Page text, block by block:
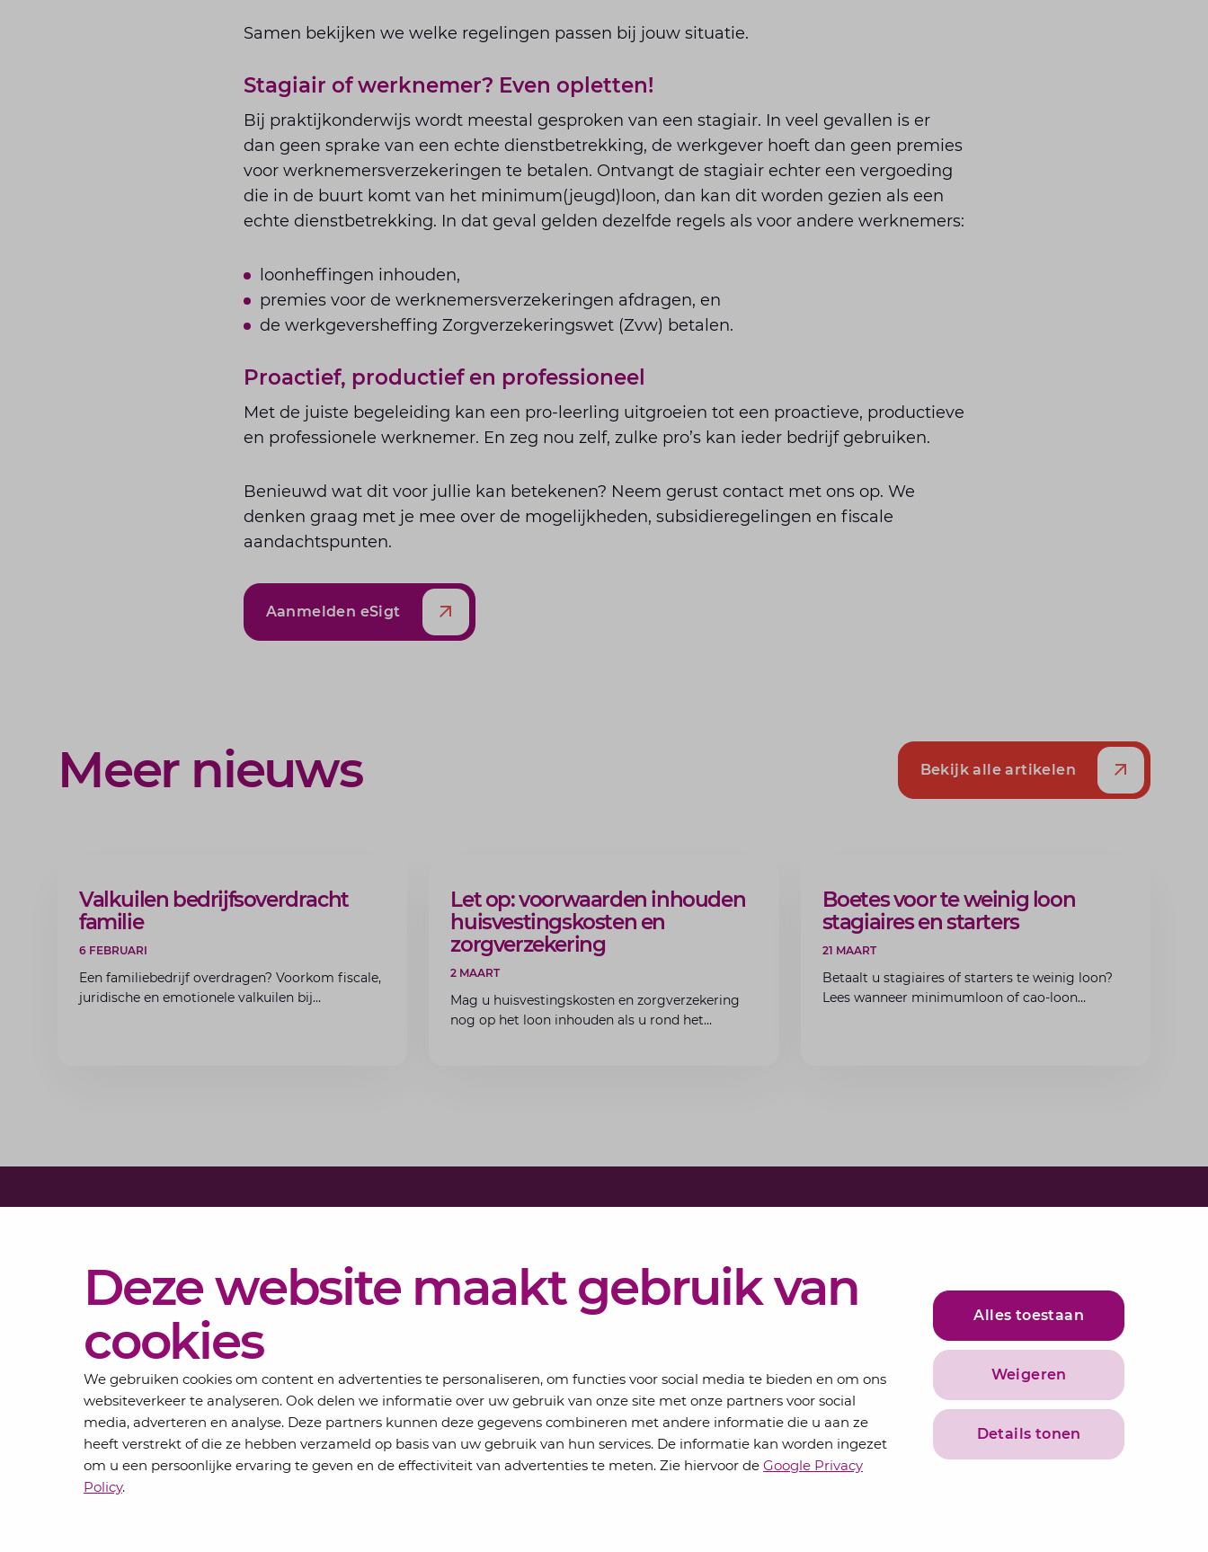
Deze website maakt gebruik van
cookies
We gebruiken cookies om content en advertenties te personaliseren, om functies voor social media te bieden en om ons
websiteverkeer te analyseren. Ook delen we informatie over uw gebruik van onze site met onze partners voor social
media, adverteren en analyse. Deze partners kunnen deze gegevens combineren met andere informatie die u aan ze
heeft verstrekt of die ze hebben verzameld op basis van uw gebruik van hun services. De informatie kan worden ingezet
om u een persoonlijke ervaring te geven en de effectiviteit van advertenties te meten. Zie hiervoor de Google Privacy
Policy.
Alles toestaan
Weigeren
Details tonen
Samen bekijken we welke regelingen passen bij jouw situatie.
Stagiair of werknemer? Even opletten!
Bij praktijkonderwijs wordt meestal gesproken van een stagiair. In veel gevallen is er
dan geen sprake van een echte dienstbetrekking, de werkgever hoeft dan geen premies
voor werknemersverzekeringen te betalen. Ontvangt de stagiair echter een vergoeding
die in de buurt komt van het minimum(jeugd)loon, dan kan dit worden gezien als een
echte dienstbetrekking. In dat geval gelden dezelfde regels als voor andere werknemers:
loonheffingen inhouden,
premies voor de werknemersverzekeringen afdragen, en
de werkgeversheffing Zorgverzekeringswet (Zvw) betalen.
Proactief, productief en professioneel
Met de juiste begeleiding kan een pro-leerling uitgroeien tot een proactieve, productieve
en professionele werknemer. En zeg nou zelf, zulke pro’s kan ieder bedrijf gebruiken.
Benieuwd wat dit voor jullie kan betekenen? Neem gerust contact met ons op. We
denken graag met je mee over de mogelijkheden, subsidieregelingen en fiscale
aandachtspunten.
Aanmelden eSigt
Meer nieuws Bekijk alle artikelen
ARTIKEL
Valkuilen bedrijfsoverdracht
familie
6 FEBRUARI
Een familiebedrijf overdragen? Voorkom fiscale,
juridische en emotionele valkuilen bij
ARTIKEL
Let op: voorwaarden inhouden
huisvestingskosten en
zorgverzekering
2 MAART
Mag u huisvestingskosten en zorgverzekering
nog op het loon inhouden als u rond het
ARTIKEL
Boetes voor te weinig loon
stagiaires en starters
21 MAART
Betaalt u stagiaires of starters te weinig loon?
Lees wanneer minimumloon of cao-loon
Actueel
Over
Contact
Elke maand bundelen de adviseurs van Lansigt in de
eSigt het nieuws.
Inschrijven
Privacyverklaring